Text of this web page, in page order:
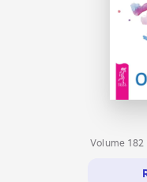
Volume 182